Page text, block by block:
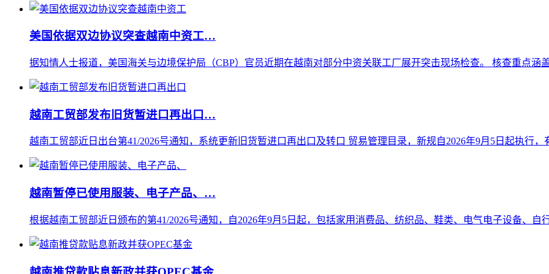
美国依据双边协议突查越南中资工…
据知情人士报道，美国海关与边境保护局（CBP）官员近期在越南对部分中资关联工厂展开突击现场检查。 核查重点涵
越南工贸部发布旧货暂进口再出口…
越南工贸部近日出台第41/2026号通知，系统更新旧货暂进口再出口及转口 贸易管理目录，新规自2026年9月5日起执行，
越南暂停已使用服装、电子产品、…
根据越南工贸部近日颁布的第41/2026号通知，自2026年9月5日起，包括家用消费品、纺织品、鞋类、电气电子设备、自